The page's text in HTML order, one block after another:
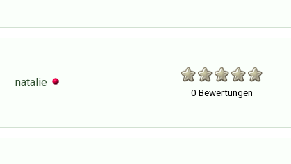
natalie
0 Bewertungen